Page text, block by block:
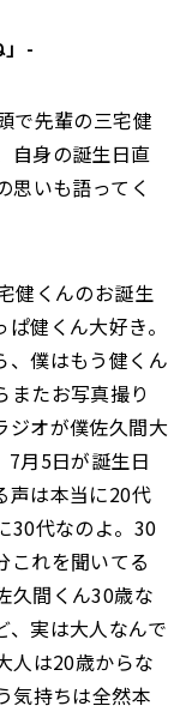
」-
で先輩の三宅健
自身の誕生日直
思いも語ってく
健くんのお誕生
健くん大好き。
、僕はもう健くん
またお写真撮り
ジオが僕佐久間大
7月5日が誕生日
声は本当に20代
30代なのよ。30
これを聞いてる
久間くん30歳な
、実は大人なんで
人は20歳からな
気持ちは全然本